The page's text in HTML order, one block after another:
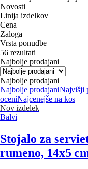
Novosti
Linija izdelkov
Cena
Zaloga
Vrsta ponudbe
56 rezultati
Najbolje prodajani
Najbolje prodajani
Najbolje prodajaniNajvišji
oceniNajcenejše na kos
Nov izdelek
Balvi
Stojalo za
rumeno, 14x5